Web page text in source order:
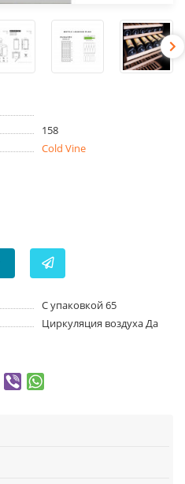
158
Cold Vine
С упаковкой 65
Циркуляция воздуха Да